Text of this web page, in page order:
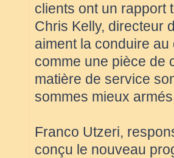
clients ont un rapport
Chris Kelly, directeur
aiment la conduire au
comme une pièce de
matière de service
sommes mieux
Franco Utzeri,
conçu le nouveau